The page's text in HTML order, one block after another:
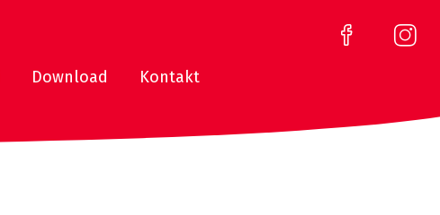
Download Kontakt